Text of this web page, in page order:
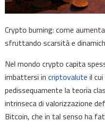
Crypto burning: come
sfruttando scarsità e
Nel mondo crypto capita
imbattersi in criptovalute il
pedissequamente la teoria
intrinseca di valorizzazione
Bitcoin, che in tal senso ha